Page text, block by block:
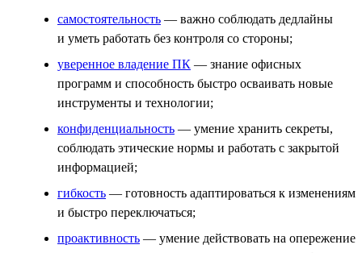
самостоятельность — важно соблюдать дедлайны
и уметь работать без контроля со стороны;
уверенное владение ПК — знание офисных
программ и способность быстро осваивать новые
инструменты и технологии;
конфиденциальность — умение хранить секреты,
соблюдать этические нормы и работать с закрытой
информацией;
гибкость — готовность адаптироваться к изменениям
и быстро переключаться;
проактивность — умение действовать на опережение